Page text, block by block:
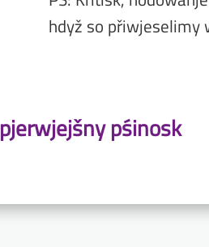
hdyž so přiwjeselimy
pjerwjejšny pśinosk